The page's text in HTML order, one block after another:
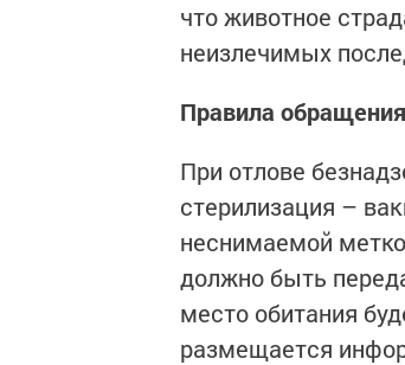
что животное
неизлечимых
Правила
При отлове
стерилизация –
неснимаемой
должно быть
место обитания
размещается